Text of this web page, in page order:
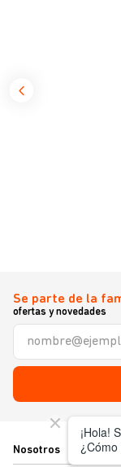
Se parte de la
ofertas y novedades
Nosotros